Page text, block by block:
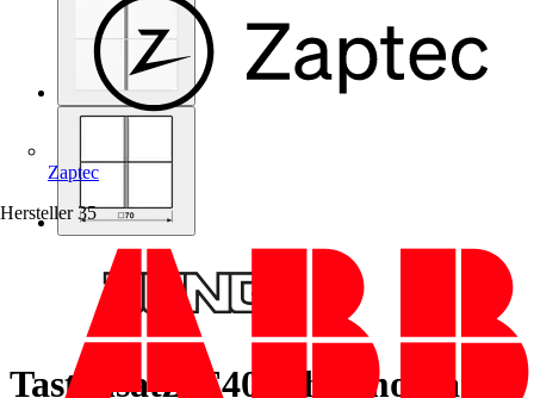
Zaptec
Hersteller 35
Tastensatz, F40, Thermoplast,